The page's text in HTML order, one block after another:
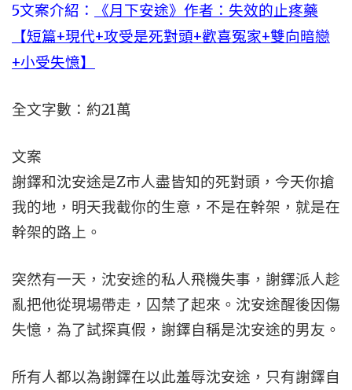
5文案介紹：
《月下安途》作者：失效的止疼藥
【短篇+現代+攻受是死對頭+歡喜冤家+雙向暗戀
+小受失憶】
全文字數：約21萬
文案
謝鐸和沈安途是Z市人盡皆知的死對頭，今天你搶
我的地，明天我截你的生意，不是在幹架，就是在
幹架的路上。
突然有一天，沈安途的私人飛機失事，謝鐸派人趁
亂把他從現場帶走，囚禁了起來。沈安途醒後因傷
失憶，為了試探真假，謝鐸自稱是沈安途的男友。
所有人都以為謝鐸在以此羞辱沈安途，只有謝鐸自